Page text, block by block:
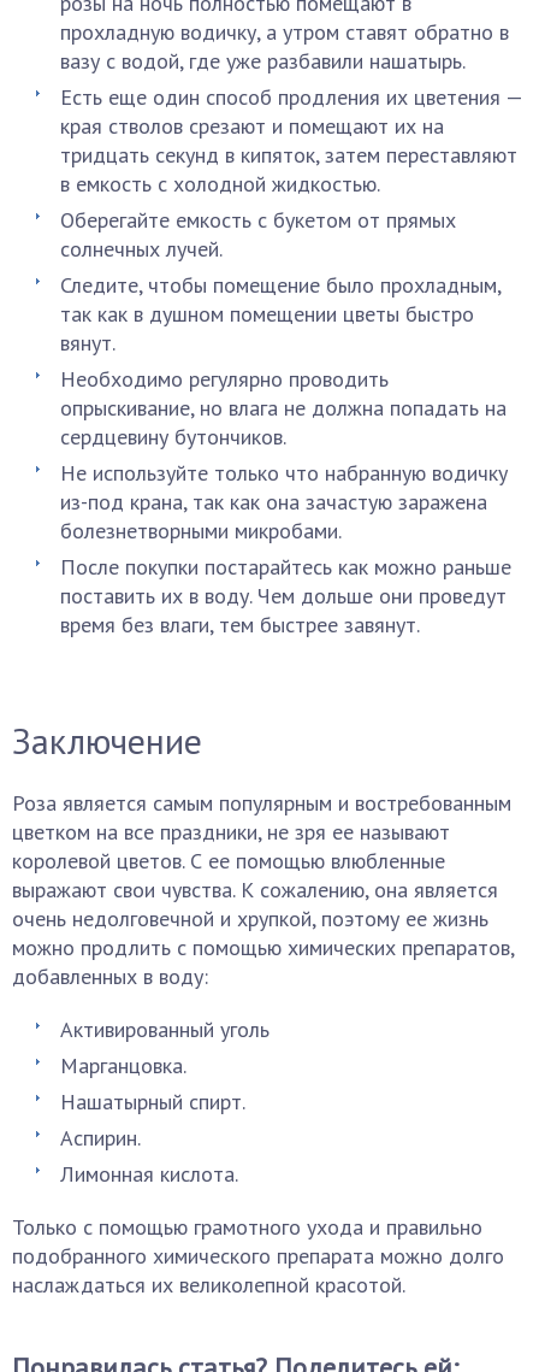
прохладную водичку, а утром ставят обратно в
вазу с водой, где уже разбавили нашатырь.
Есть еще один способ продления их цветения —
края стволов срезают и помещают их на
тридцать секунд в кипяток, затем переставляют
в емкость с холодной жидкостью.
Оберегайте емкость с букетом от прямых
солнечных лучей.
Следите, чтобы помещение было прохладным,
так как в душном помещении цветы быстро
вянут.
Необходимо регулярно проводить
опрыскивание, но влага не должна попадать на
сердцевину бутончиков.
Не используйте только что набранную водичку
из-под крана, так как она зачастую заражена
болезнетворными микробами.
После покупки постарайтесь как можно раньше
поставить их в воду. Чем дольше они проведут
время без влаги, тем быстрее завянут.
Заключение
Роза является самым популярным и востребованным
цветком на все праздники, не зря ее называют
королевой цветов. С ее помощью влюбленные
выражают свои чувства. К сожалению, она является
очень недолговечной и хрупкой, поэтому ее жизнь
можно продлить с помощью химических препаратов,
добавленных в воду:
Активированный уголь
Марганцовка.
Нашатырный спирт.
Аспирин.
Лимонная кислота.
Только с помощью грамотного ухода и правильно
подобранного химического препарата можно долго
наслаждаться их великолепной красотой.